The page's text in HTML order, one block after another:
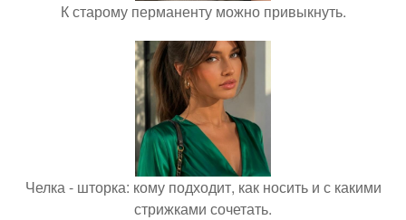
К старому перманенту можно привыкнуть.
Челка - шторка: кому подходит, как носить и с какими
стрижками сочетать.